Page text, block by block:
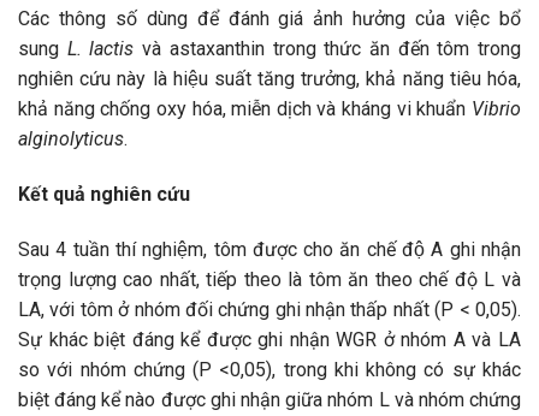
Các thông số dùng để đánh giá ảnh hưởng của việc bổ
sung L. lactis và astaxanthin trong thức ăn đến tôm trong
nghiên cứu này là hiệu suất tăng trưởng, khả năng tiêu hóa,
khả năng chống oxy hóa, miễn dịch và kháng vi khuẩn Vibrio
alginolyticus.
Kết quả nghiên cứu
Sau 4 tuần thí nghiệm, tôm được cho ăn chế độ A ghi nhận
trọng lượng cao nhất, tiếp theo là tôm ăn theo chế độ L và
LA, với tôm ở nhóm đối chứng ghi nhận thấp nhất (P < 0,05).
Sự khác biệt đáng kể được ghi nhận WGR ở nhóm A và LA
so với nhóm chứng (P <0,05), trong khi không có sự khác
biệt đáng kể nào được ghi nhận giữa nhóm L và nhóm chứng